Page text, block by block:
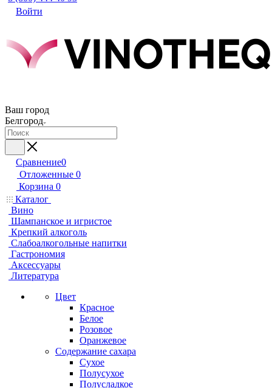
Войти
Ваш город
Белгород
Сравнение0
Отложенные 0
Корзина 0
Каталог
Вино
Шампанское и игристое
Крепкий алкоголь
Слабоалкогольные напитки
Гастрономия
Аксессуары
Литература
Цвет
Красное
Белое
Розовое
Оранжевое
Содержание сахара
Сухое
Полусухое
Полусладкое